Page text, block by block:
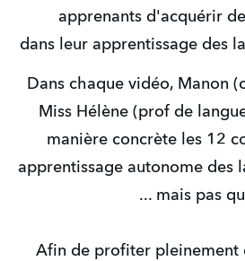
apprenants d'acquérir
dans leur apprentissage des
Dans chaque vidéo, Manon
Miss Hélène (prof de
manière concrète les 12
apprentissage autonome des
... mais pas
Afin de profiter pleinement